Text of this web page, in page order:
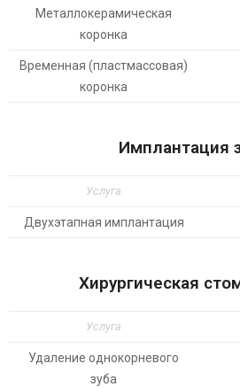
Металлокерамическая
коронка
Временная (пластмассовая)
коронка
Имплантация
Услуга
Двухэтапная имплантация
Хирургическая
Услуга
Удаление однокорневого
зуба